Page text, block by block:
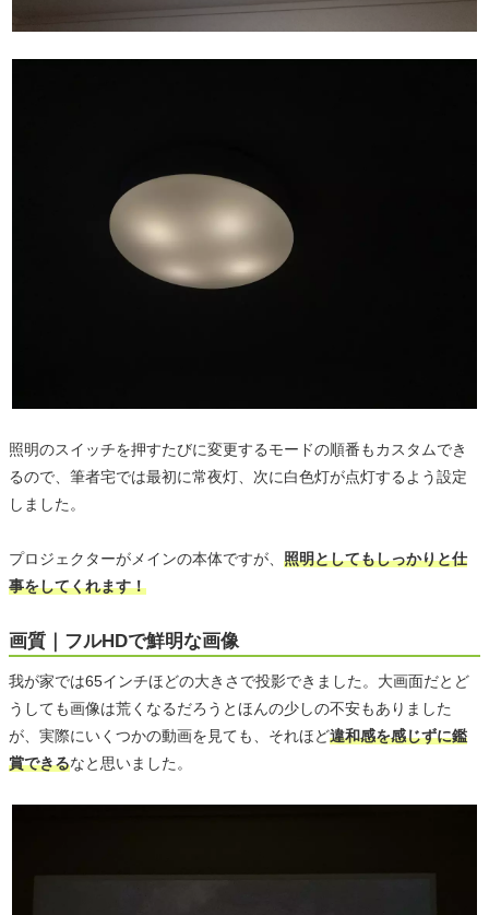
照明のスイッチを押すたびに変更するモードの順番もカスタムでき
るので、筆者宅では最初に常夜灯、次に白色灯が点灯するよう設定
しました。
プロジェクターがメインの本体ですが、 照明としてもしっかりと仕
事をしてくれます！
画質｜フルHDで鮮明な画像
我が家では65インチほどの大きさで投影できました。大画面だとど
うしても画像は荒くなるだろうとほんの少しの不安もありました
が、実際にいくつかの動画を見ても、それほど違和感を感じずに鑑
賞できるなと思いました。